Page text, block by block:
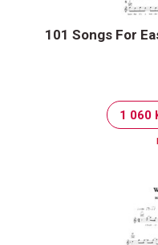
101 Songs For